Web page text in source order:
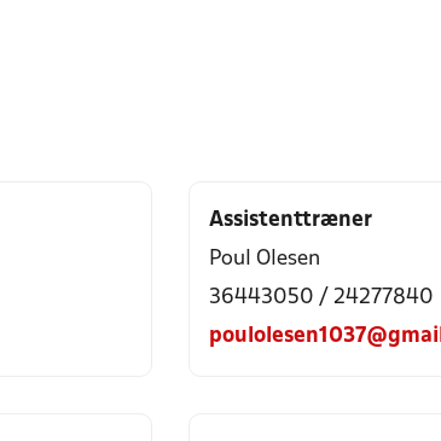
Assistenttræner
Poul Olesen
36443050 / 24277840